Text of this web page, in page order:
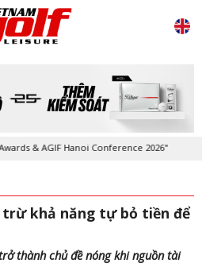
& AGIF Hanoi Conference 2026"
trừ khả năng tự bỏ tiền để
thành chủ đề nóng khi nguồn tài